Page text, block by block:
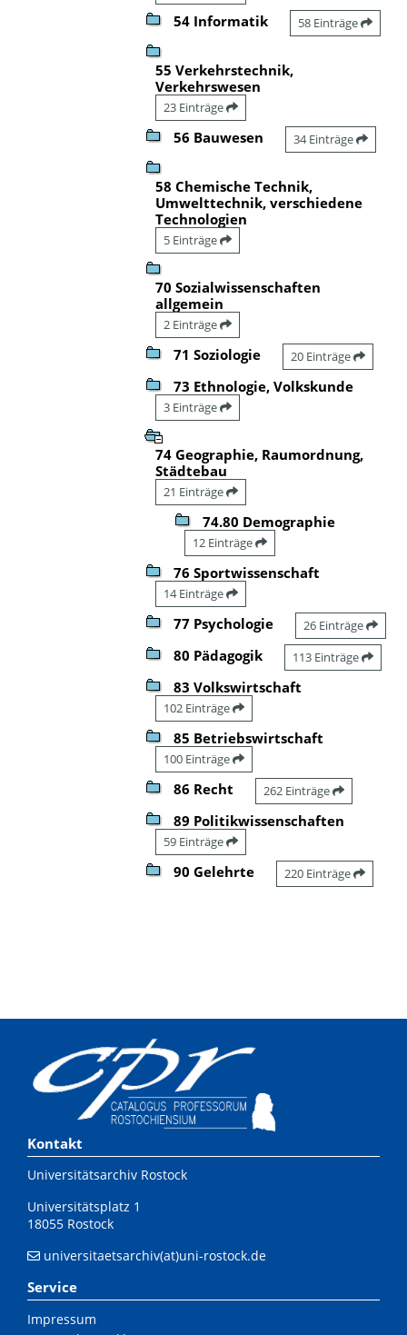
54 Informatik 58 Einträge
55 Verkehrstechnik,
Verkehrswesen
23 Einträge
56 Bauwesen 34 Einträge
58 Chemische Technik,
Umwelttechnik, verschiedene
Technologien
5 Einträge
70 Sozialwissenschaften
allgemein
2 Einträge
71 Soziologie 20 Einträge
73 Ethnologie, Volkskunde
3 Einträge
74 Geographie, Raumordnung,
Städtebau
21 Einträge
74.80 Demographie
12 Einträge
76 Sportwissenschaft
14 Einträge
77 Psychologie 26 Einträge
80 Pädagogik 113 Einträge
83 Volkswirtschaft
102 Einträge
85 Betriebswirtschaft
100 Einträge
86 Recht 262 Einträge
89 Politikwissenschaften
59 Einträge
90 Gelehrte 220 Einträge
Kontakt
Universitätsarchiv Rostock
Universitätsplatz 1
18055 Rostock
universitaetsarchiv(at)uni-rostock.de
Service
Impressum